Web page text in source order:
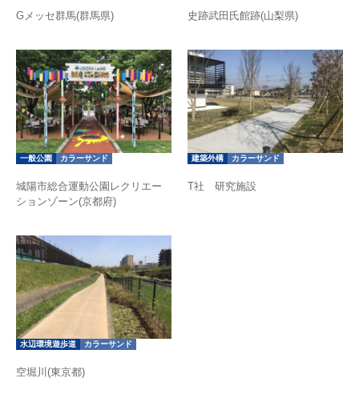
Gメッセ群馬(群馬県) 史跡武田氏館跡(山梨県)
一般公園 カラーサンド
城陽市総合運動公園レクリエー
ションゾーン(京都府)
建築外構 カラーサンド
T社 研究施設
水辺環境遊歩道 カラーサンド
空堀川(東京都)